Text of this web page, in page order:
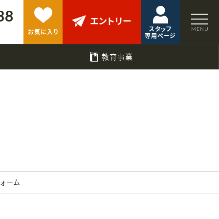
お気に入り
エントリー
スタッフ
専用ページ
教育事業
ーム